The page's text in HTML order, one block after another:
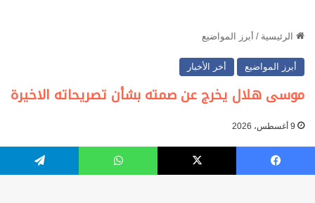
فيسبوك ‫X واتساب تيلقرام